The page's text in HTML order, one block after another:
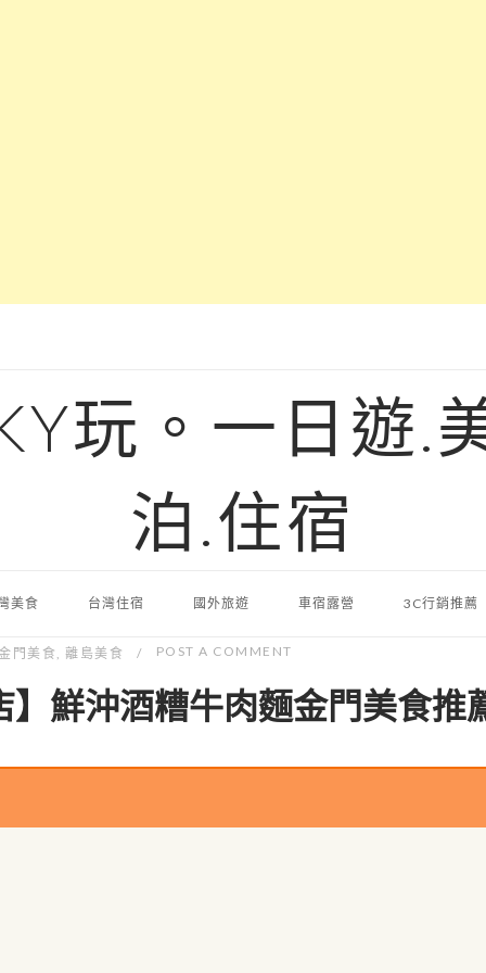
玩。一日遊.
泊.住宿
美食 台灣住宿 國外旅遊 車宿露營 3C行銷推薦
門美食 ,離島美食 POST A COMMENT
鮮沖酒糟牛肉麵金門美食推